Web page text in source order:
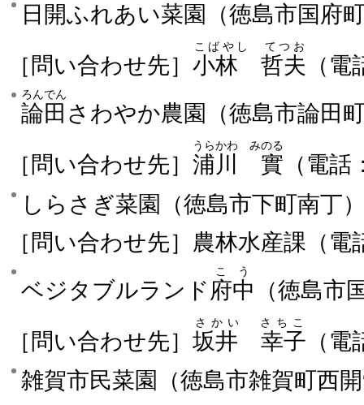
日開ふれあい菜園（徳島市国府
［問い合わせ先］ 小林 哲夫
こばやし てつお
（
論田
ろんでん
さわやか農園（徳島市論田
［問い合わせ先］ 浦川 實
うらかわ みのる
（電
しらさぎ菜園（徳島市下町南丁
［問い合わせ先］農林水産課（
ベジタブルランド 府中
こう
（徳島市
［問い合わせ先］ 坂井 幸子
さかい さちこ
（
雑賀市民菜園（徳島市雑賀町西